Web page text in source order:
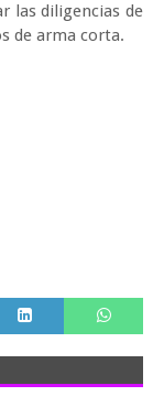
las diligencias de
de arma corta.